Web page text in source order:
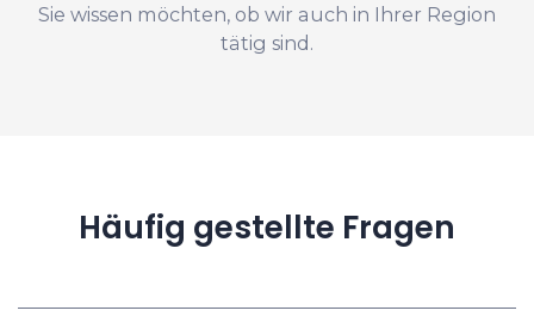
Sie wissen möchten, ob wir auch in Ihrer Region
tätig sind.
Häufig gestellte Fragen